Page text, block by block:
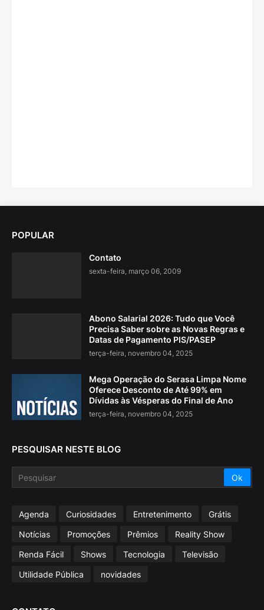
POPULAR
Contato
sexta-feira, março 06, 2009
Abono Salarial 2026: Tudo que Você
Precisa Saber sobre as Novas Regras e
Datas de Pagamento PIS/PASEP
terça-feira, novembro 04, 2025
Mega Operação do Serasa Limpa Nome
Oferece Desconto de Até 99% em
Dívidas às Vésperas do Final de Ano
terça-feira, novembro 04, 2025
PESQUISAR NESTE BLOG
Agenda Curiosidades Entretenimento
Grátis
Notícias
Promoções Prêmios
Reality Show
Renda Fácil
Shows Tecnologia
Televisão
Utilidade Pública
novidades